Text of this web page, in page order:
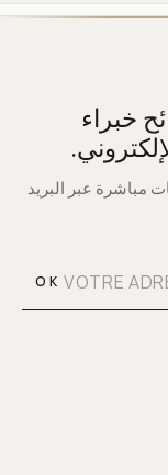
خبراء
مباشرة عبر البريد
OK